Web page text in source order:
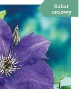
Rabat
cenowy